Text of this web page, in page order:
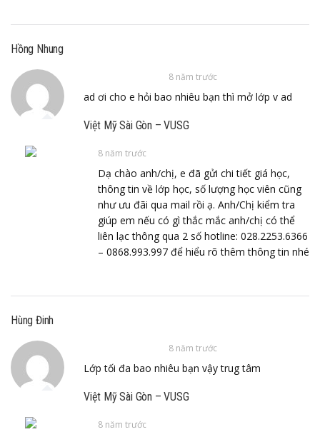
Hồng Nhung
8 năm trước
ad ơi cho e hỏi bao nhiêu bạn thì mở lớp v ad
Việt Mỹ Sài Gòn – VUSG
8 năm trước
Dạ chào anh/chị, e đã gửi chi tiết giá học,
thông tin về lớp học, số lượng học viên cũng
như ưu đãi qua mail rồi ạ. Anh/Chị kiểm tra
giúp em nếu có gì thắc mắc anh/chị có thể
liên lạc thông qua 2 số hotline: 028.2253.6366
– 0868.993.997 để hiểu rõ thêm thông tin nhé
Hùng Đinh
8 năm trước
Lớp tối đa bao nhiêu bạn vậy trug tâm
Việt Mỹ Sài Gòn – VUSG
8 năm trước